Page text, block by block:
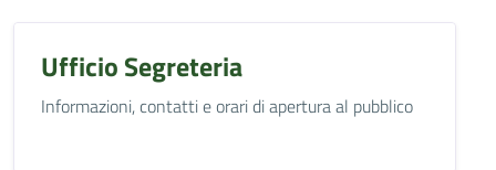
Ufficio Segreteria
Informazioni, contatti e orari di apertura al pubblico